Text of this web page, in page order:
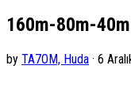
160m-80m-40m
by TA7OM, Huda · 6